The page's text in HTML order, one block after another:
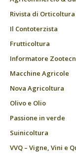
Rivista di
Il Contoterzista
Frutticoltura
Informatore
Macchine Agricole
Nova Agricoltura
Olivo e Olio
Passione in verde
Suinicoltura
VVQ – Vigne, Vini e